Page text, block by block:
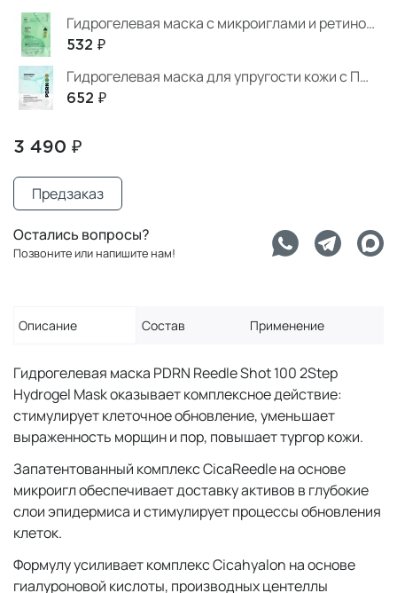
Гидрогелевая маска с микроиглами и ретинолом
532 ₽
Гидрогелевая маска для упругости кожи с ПДРН
652 ₽
3 490 ₽
Предзаказ
Остались вопросы?
Позвоните или напишите нам!
Описание Состав Применение
Гидрогелевая маска PDRN Reedle Shot 100 2Step
Hydrogel Mask оказывает комплексное действие:
стимулирует клеточное обновление, уменьшает
выраженность морщин и пор, повышает тургор кожи.
Запатентованный комплекс CicaReedle на основе
микроигл обеспечивает доставку активов в глубокие
слои эпидермиса и стимулирует процессы обновления
клеток.
Формулу усиливает комплекс Cicahyalon на основе
гиалуроновой кислоты, производных центеллы